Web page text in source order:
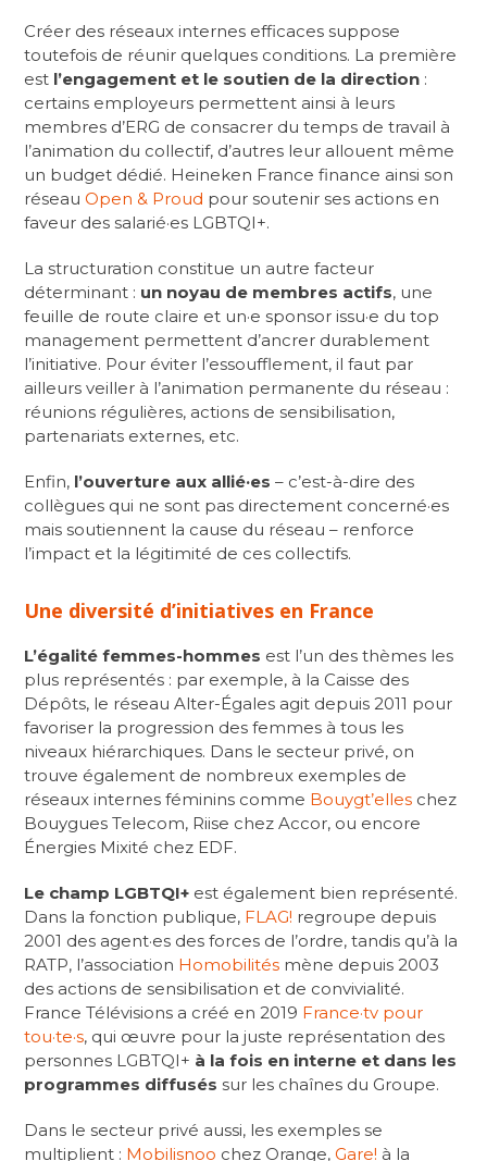
Créer des réseaux internes efficaces suppose
toutefois de réunir quelques conditions. La première
est l’engagement et le soutien de la direction :
certains employeurs permettent ainsi à leurs
membres d’ERG de consacrer du temps de travail à
l’animation du collectif, d’autres leur allouent même
un budget dédié. Heineken France finance ainsi son
réseau Open & Proud pour soutenir ses actions en
faveur des salarié·es LGBTQI+.
La structuration constitue un autre facteur
déterminant : un noyau de membres actifs, une
feuille de route claire et un·e sponsor issu·e du top
management permettent d’ancrer durablement
l’initiative. Pour éviter l’essoufflement, il faut par
ailleurs veiller à l’animation permanente du réseau :
réunions régulières, actions de sensibilisation,
partenariats externes, etc.
Enfin, l’ouverture aux allié·es – c’est-à-dire des
collègues qui ne sont pas directement concerné·es
mais soutiennent la cause du réseau – renforce
l’impact et la légitimité de ces collectifs.
Une diversité d’initiatives en France
L’égalité femmes-hommes est l’un des thèmes les
plus représentés : par exemple, à la Caisse des
Dépôts, le réseau Alter-Égales agit depuis 2011 pour
favoriser la progression des femmes à tous les
niveaux hiérarchiques. Dans le secteur privé, on
trouve également de nombreux exemples de
réseaux internes féminins comme Bouygt’elles chez
Bouygues Telecom, Riise chez Accor, ou encore
Énergies Mixité chez EDF.
Le champ LGBTQI+ est également bien représenté.
Dans la fonction publique, FLAG! regroupe depuis
2001 des agent·es des forces de l’ordre, tandis qu’à la
RATP, l’association Homobilités mène depuis 2003
des actions de sensibilisation et de convivialité.
France Télévisions a créé en 2019 France·tv pour
tou·te·s, qui œuvre pour la juste représentation des
personnes LGBTQI+ à la fois en interne et dans les
programmes diffusés sur les chaînes du Groupe.
Dans le secteur privé aussi, les exemples se
multiplient : Mobilisnoo chez Orange, Gare! à la